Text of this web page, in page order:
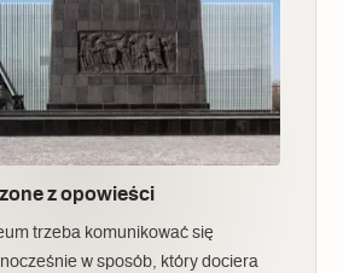
z opowieści
trzeba komunikować się
w sposób, który dociera